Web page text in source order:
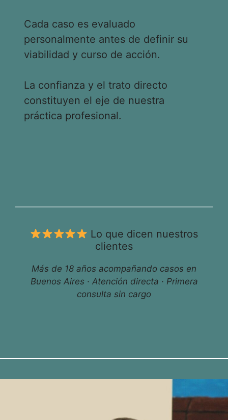
Cada caso es evaluado
personalmente antes de definir su
viabilidad y curso de acción.
La confianza y el trato directo
constituyen el eje de nuestra
práctica profesional.
Lo que dicen nuestros
clientes
Más de 18 años acompañando casos en
Buenos Aires · Atención directa · Primera
consulta sin cargo